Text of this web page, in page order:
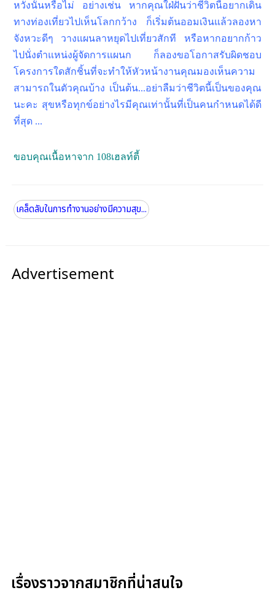
หวังนั้นหรือไม่ อย่างเช่น หากคุณใฝ่ฝันว่าชีวิตนี้อยากเดิน
ทางท่องเที่ยวไปเห็นโลกกว้าง ก็เริ่มต้นออมเงินแล้วลองหา
จังหวะดีๆ วางแผนลาหยุดไปเที่ยวสักที หรือหากอยากก้าว
ไปนั่งตำแหน่งผู้จัดการแผนก ก็ลองขอโอกาสรับผิดชอบ
โครงการใดสักชิ้นที่จะทำให้หัวหน้างานคุณมองเห็นความ
สามารถในตัวคุณบ้าง เป็นต้น...อย่าลืมว่าชีวิตนี้เป็นของคุณ
นะคะ สุขหรือทุกข์อย่างไรมีคุณเท่านั้นที่เป็นคนกำหนดได้ดี
ที่สุด ...
ขอบคุณเนื้อหาจาก 108เฮลท์ตี้
เคล็ดลับในการทำงานอย่างมีความสุข...
Advertisement
เรื่องราวจากสมาชิกที่น่าสนใจ